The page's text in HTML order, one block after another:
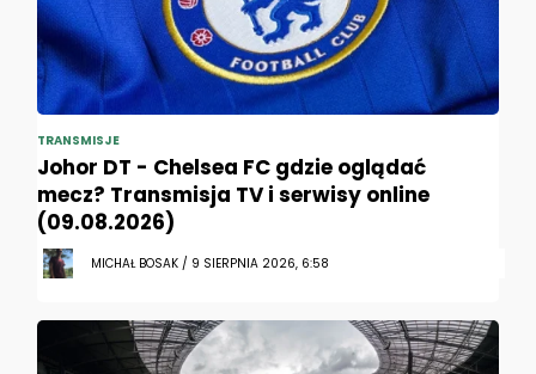
TRANSMISJE
Johor DT - Chelsea FC gdzie oglądać
mecz? Transmisja TV i serwisy online
(09.08.2026)
MICHAŁ BOSAK / 9 SIERPNIA 2026, 6:58